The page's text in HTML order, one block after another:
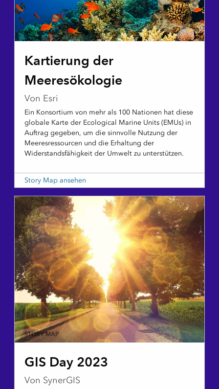
STORY MAP
Kartierung der
Meeresökologie
Von Esri
Ein Konsortium von mehr als 100 Nationen hat diese
globale Karte der Ecological Marine Units (EMUs) in
Auftrag gegeben, um die sinnvolle Nutzung der
Meeresressourcen und die Erhaltung der
Widerstandsfähigkeit der Umwelt zu unterstützen.
Story Map ansehen
STORY MAP
GIS Day 2023
Von SynerGIS